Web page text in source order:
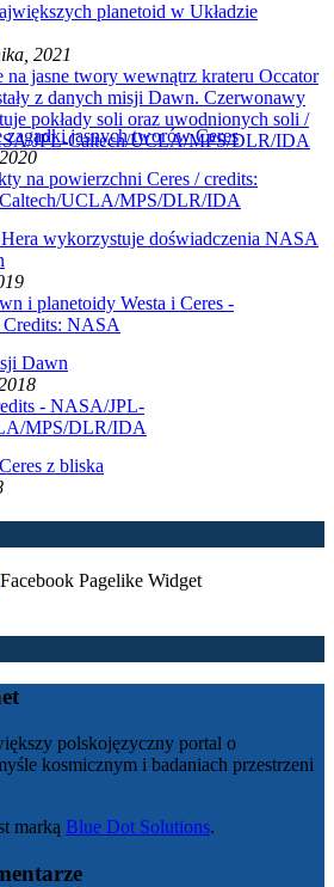
planetoid w Układzie
2021
zagadki jasnych tworów Ceres
wykorzystuje doświadczenia NASA
Dawn
z bliska
polskojęzyczny portal o
kosmicznym i badaniach przestrzeni
marką Blue Dot Solutions.